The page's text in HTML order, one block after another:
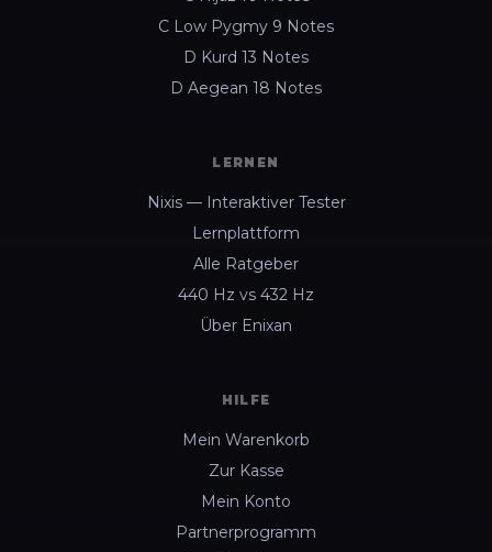
C Low Pygmy 9 Notes
D Kurd 13 Notes
D Aegean 18 Notes
LERNEN
Nixis — Interaktiver Tester
Lernplattform
Alle Ratgeber
440 Hz vs 432 Hz
Über Enixan
HILFE
Mein Warenkorb
Zur Kasse
Mein Konto
Partnerprogramm